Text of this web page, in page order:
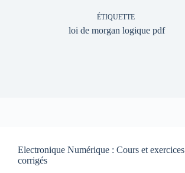
ÉTIQUETTE
loi de morgan logique pdf
Electronique Numérique : Cours et exercices
corrigés